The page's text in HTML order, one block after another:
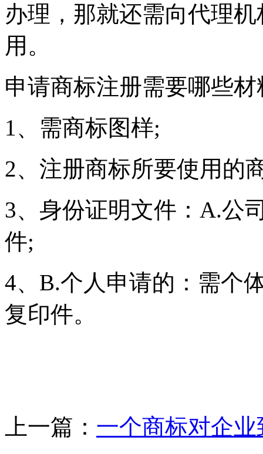
办理，那就还需向代理
用。
申请商标注册需要哪些材
1、需商标图样;
2、注册商标所要使用的
3、身份证明文件：A.公
件;
4、B.个人申请的：需个
复印件。
上一篇： 一个商标对企